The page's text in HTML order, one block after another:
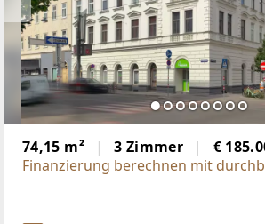
74,15 m² 3 Zimmer
€
Finanzierung berechnen mit